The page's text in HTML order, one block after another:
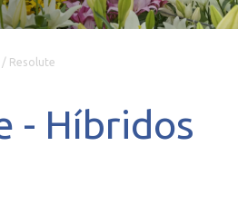
/ Resolute
- Híbridos